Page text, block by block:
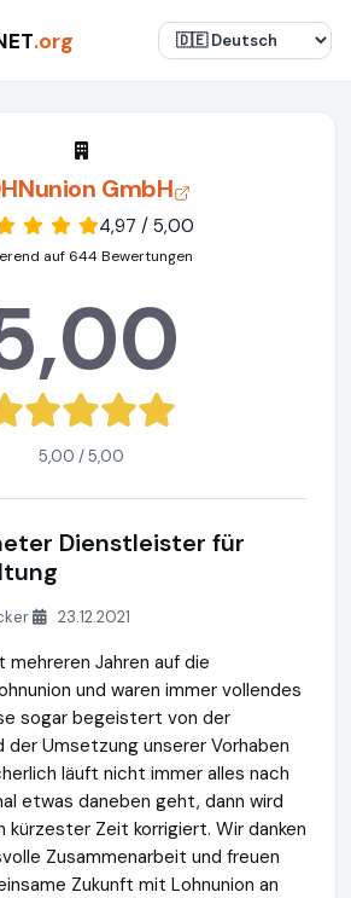
.org
GmbH
4,97 / 5,00
auf 644 Bewertungen
5,00 / 5,00
Dienstleister für
23.12.2021
Jahren auf die
und waren immer vollendes
sogar begeistert von der
der Umsetzung unserer Vorhaben
läuft nicht immer alles nach
etwas daneben geht, dann wird
kürzester Zeit korrigiert. Wir danken
Zusammenarbeit und freuen
Zukunft mit Lohnunion an